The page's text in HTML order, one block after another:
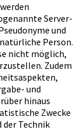
Server-
und
Person.
nicht möglich,
Zudem
und
hinaus
Zwecke
der Technik